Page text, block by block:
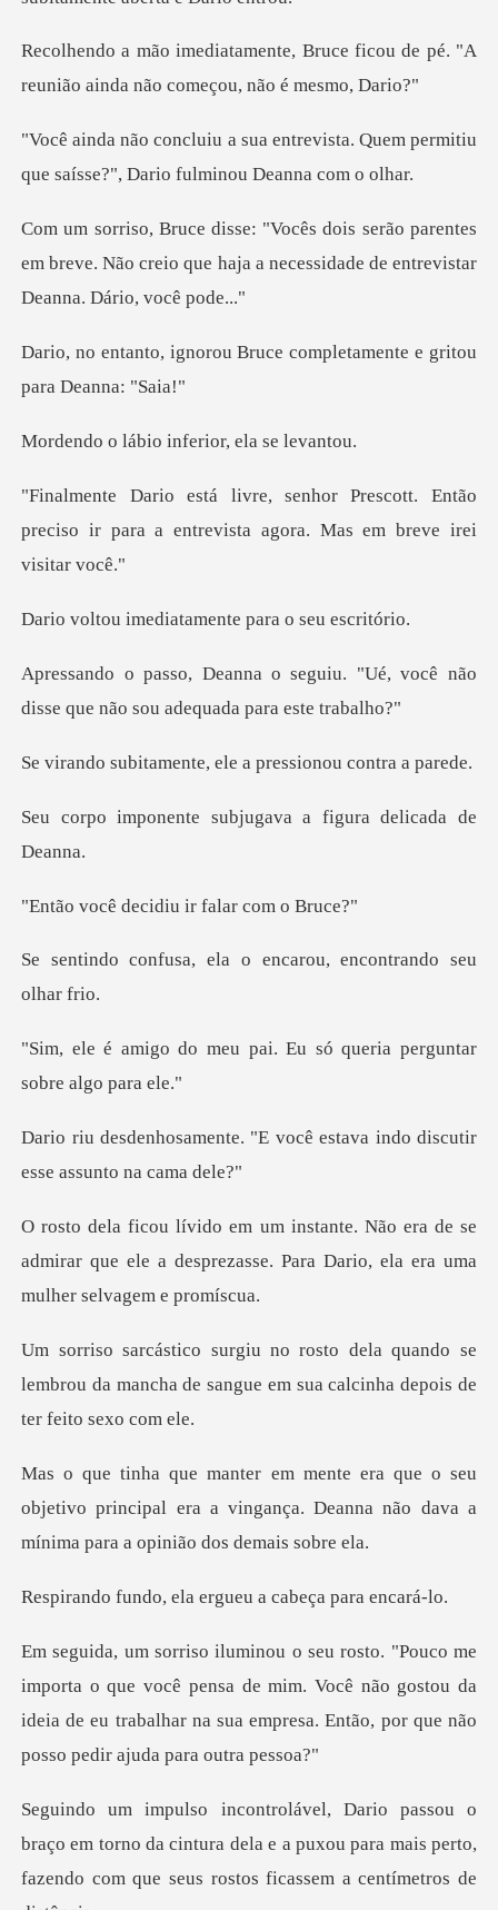
ruce ficou de pé. "A
reunião aind
evista. Quem permitiu
que saísse?",
parentes
em breve. Não creio que haja a necessi
u Bruce completamente e g
io inferior, e
scott. Então
preciso ir para a entrevist
diatamente para
uiu. "Ué, você não
disse que não
nte, ele a pression
subjugava a figura
cidiu ir falar
ela o encarou, encont
pai. Eu só queria pergu
"E você estava indo discuti
era de se
admirar que ele a desprezasse. Para
quando se
lembrou da mancha de sangue em su
objetivo principal era a vingança. Deanna não da
ela ergueu a cabeç
e você pensa de mim. Você não gostou da
ideia de eu trabalhar na su
m torno da cintura dela e a puxou para mais perto,
fazend